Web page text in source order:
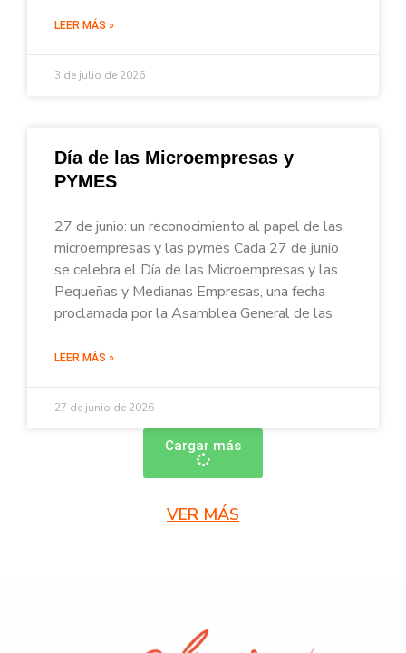
LEER MÁS »
3 de julio de 2026
Día de las Microempresas y
PYMES
27 de junio: un reconocimiento al papel de las
microempresas y las pymes Cada 27 de junio
se celebra el Día de las Microempresas y las
Pequeñas y Medianas Empresas, una fecha
proclamada por la Asamblea General de las
LEER MÁS »
27 de junio de 2026
Cargar más
VER MÁS